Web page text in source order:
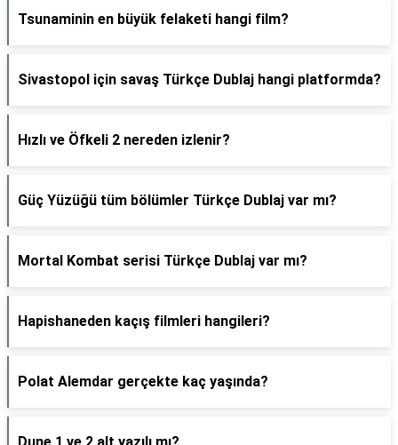
Tsunaminin en büyük felaketi hangi film?
Sivastopol için savaş Türkçe Dublaj hangi platformda?
Hızlı ve Öfkeli 2 nereden izlenir?
Güç Yüzüğü tüm bölümler Türkçe Dublaj var mı?
Mortal Kombat serisi Türkçe Dublaj var mı?
Hapishaneden kaçış filmleri hangileri?
Polat Alemdar gerçekte kaç yaşında?